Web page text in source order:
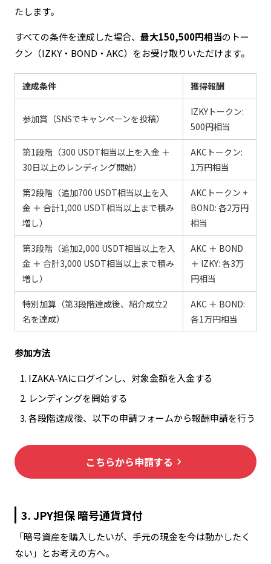
たします。
すべての条件を達成した場合、 最大150,500円相当のトー
クン（IZKY・BOND・AKC）をお受け取りいただけます。
達成条件 獲得報酬
参加賞（SNSでキャンペーンを投稿）
IZKYトークン:
500円相当
第1段階（300 USDT相当以上を入金 ＋
30日以上のレンディング開始）
AKCトークン:
1万円相当
第2段階（追加700 USDT相当以上を入
金 ＋ 合計1,000 USDT相当以上まで積み
増し）
AKCトークン +
BOND: 各2万円
相当
第3段階（追加2,000 USDT相当以上を入
金 ＋ 合計3,000 USDT相当以上まで積み
増し）
AKC ＋ BOND
＋ IZKY: 各3万
円相当
特別加算（第3段階達成後、紹介成立2
名を達成）
AKC ＋ BOND:
各1万円相当
参加方法
IZAKA-YAにログインし、対象金額を入金する
レンディングを開始する
各段階達成後、以下の申請フォームから報酬申請を行う
こちらから申請する keyboard_arrow_right
3. JPY担保 暗号通貨貸付
「暗号資産を購入したいが、手元の現金を今は動かしたく
ない」とお考えの方へ。